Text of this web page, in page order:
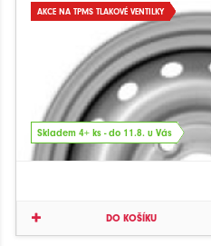
AKCE NA TPMS TLAKOVÉ VENTILKY
Skladem 4+ ks - do 11.8. u Vás
DO KOŠÍKU